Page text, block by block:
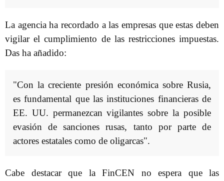
La agencia ha recordado a las empresas que estas deben
vigilar el cumplimiento de las restricciones impuestas.
Das ha añadido:
"Con la creciente presión económica sobre Rusia,
es fundamental que las instituciones financieras de
EE. UU. permanezcan vigilantes sobre la posible
evasión de sanciones rusas, tanto por parte de
actores estatales como de oligarcas".
Cabe destacar que la FinCEN no espera que las